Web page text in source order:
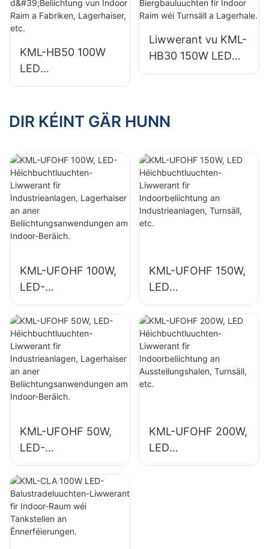
Fabriken,
Lagerhaiser, etc.
Fabriken,
KML-HB50 100W
LED
Héichbuchtluuchte
vun Indoor Raim a
Lagerhaiser, etc.
Liwwerant vu KML-
HB30 150W LED
Industrie- a
Turnsäll a
DIR KÉINT GÄR HUNN
KML-UFOHF 100W,
LED-
Héichbuchtluuchte
n-Liwwerant fir
Industrieanlagen,
Lagerhaiser an
aner
Beliichtungsanwen
dungen am Indoor-
KML-UFOHF 150W,
LED
Héichbuchtluuchte
n-Liwwerant fir
Indoorbeliichtung
an
Industrieanlagen,
Turnsäll, etc.
KML-UFOHF 50W,
LED-
Héichbuchtluuchte
n-Liwwerant fir
Industrieanlagen,
Lagerhaiser an
aner
KML-UFOHF 200W,
LED
Héichbuchtluuchte